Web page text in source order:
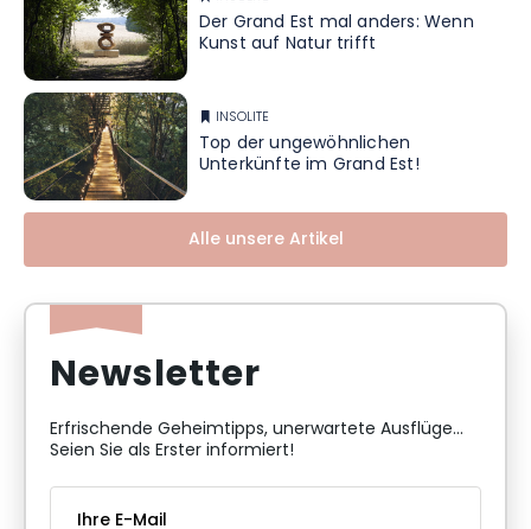
Der Grand Est mal anders: Wenn
Kunst auf Natur trifft
INSOLITE
Top der ungewöhnlichen
Unterkünfte im Grand Est!
Alle unsere Artikel
Newsletter
Erfrischende Geheimtipps, unerwartete Ausflüge...
Seien Sie als Erster informiert!